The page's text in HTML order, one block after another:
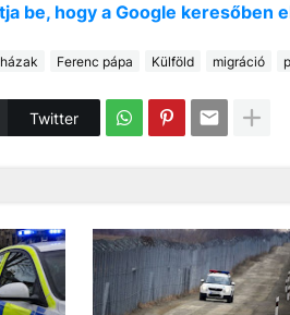
be, hogy a Google keresőben
Ferenc pápa Külföld migráció
Twitter